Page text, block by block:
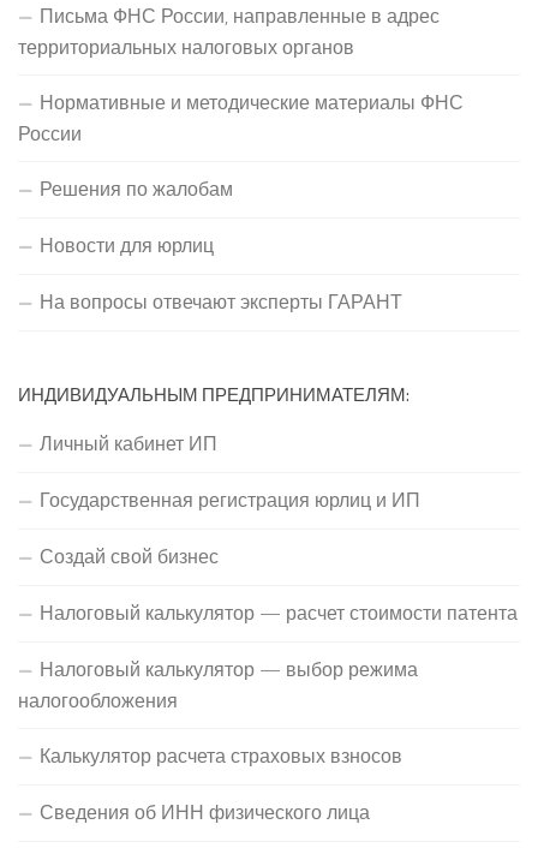
Письма ФНС России, направленные в адрес
территориальных налоговых органов
Нормативные и методические материалы ФНС
России
Решения по жалобам
Новости для юрлиц
На вопросы отвечают эксперты ГАРАНТ
ИНДИВИДУАЛЬНЫМ ПРЕДПРИНИМАТЕЛЯМ:
Личный кабинет ИП
Государственная регистрация юрлиц и ИП
Создай свой бизнес
Налоговый калькулятор — расчет стоимости патента
Налоговый калькулятор — выбор режима
налогообложения
Калькулятор расчета страховых взносов
Сведения об ИНН физического лица